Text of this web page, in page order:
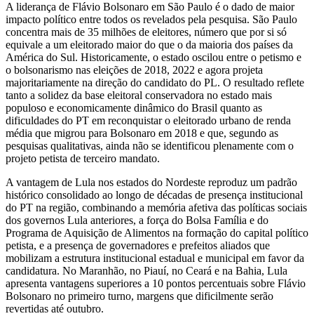
A liderança de Flávio Bolsonaro em São Paulo é o dado de maior
impacto político entre todos os revelados pela pesquisa. São Paulo
concentra mais de 35 milhões de eleitores, número que por si só
equivale a um eleitorado maior do que o da maioria dos países da
América do Sul. Historicamente, o estado oscilou entre o petismo e
o bolsonarismo nas eleições de 2018, 2022 e agora projeta
majoritariamente na direção do candidato do PL. O resultado reflete
tanto a solidez da base eleitoral conservadora no estado mais
populoso e economicamente dinâmico do Brasil quanto as
dificuldades do PT em reconquistar o eleitorado urbano de renda
média que migrou para Bolsonaro em 2018 e que, segundo as
pesquisas qualitativas, ainda não se identificou plenamente com o
projeto petista de terceiro mandato.
A vantagem de Lula nos estados do Nordeste reproduz um padrão
histórico consolidado ao longo de décadas de presença institucional
do PT na região, combinando a memória afetiva das políticas sociais
dos governos Lula anteriores, a força do Bolsa Família e do
Programa de Aquisição de Alimentos na formação do capital político
petista, e a presença de governadores e prefeitos aliados que
mobilizam a estrutura institucional estadual e municipal em favor da
candidatura. No Maranhão, no Piauí, no Ceará e na Bahia, Lula
apresenta vantagens superiores a 10 pontos percentuais sobre Flávio
Bolsonaro no primeiro turno, margens que dificilmente serão
revertidas até outubro.